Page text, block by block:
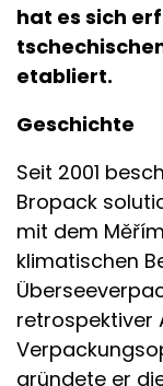
hat es sich
etabliert.
Geschichte
Seit 2001
Bropack
mit dem
klimatischen
retrospektiver
gründete er